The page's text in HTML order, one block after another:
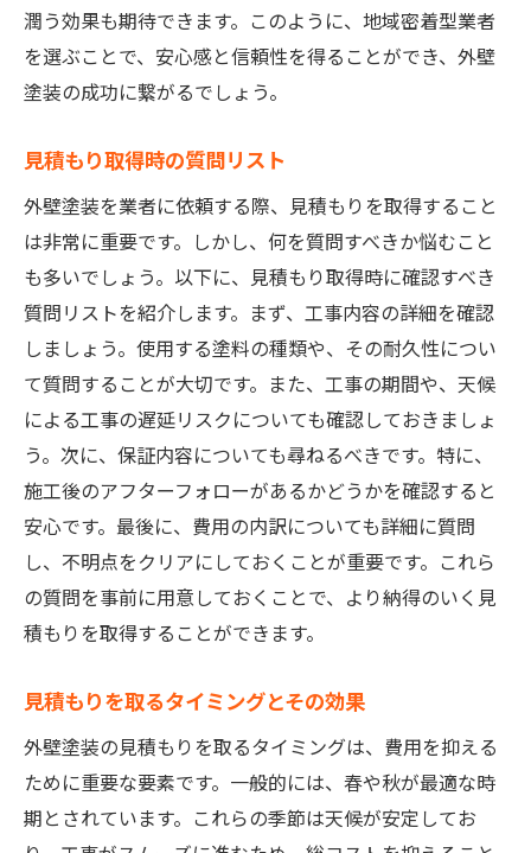
タイミングによる費用差を理解する
季節による施工のメリットとデメリット
塗装時期選びで知っておくべきポイント
潤う効果も期待できます。このように、地域密着型業者
を選ぶことで、安心感と信頼性を得ることができ、外壁
塗装の成功に繋がるでしょう。
見積もり取得時の質問リスト
外壁塗装を業者に依頼する際、見積もりを取得すること
は非常に重要です。しかし、何を質問すべきか悩むこと
も多いでしょう。以下に、見積もり取得時に確認すべき
質問リストを紹介します。まず、工事内容の詳細を確認
しましょう。使用する塗料の種類や、その耐久性につい
て質問することが大切です。また、工事の期間や、天候
による工事の遅延リスクについても確認しておきましょ
う。次に、保証内容についても尋ねるべきです。特に、
施工後のアフターフォローがあるかどうかを確認すると
安心です。最後に、費用の内訳についても詳細に質問
し、不明点をクリアにしておくことが重要です。これら
の質問を事前に用意しておくことで、より納得のいく見
積もりを取得することができます。
見積もりを取るタイミングとその効果
外壁塗装の見積もりを取るタイミングは、費用を抑える
ために重要な要素です。一般的には、春や秋が最適な時
期とされています。これらの季節は天候が安定してお